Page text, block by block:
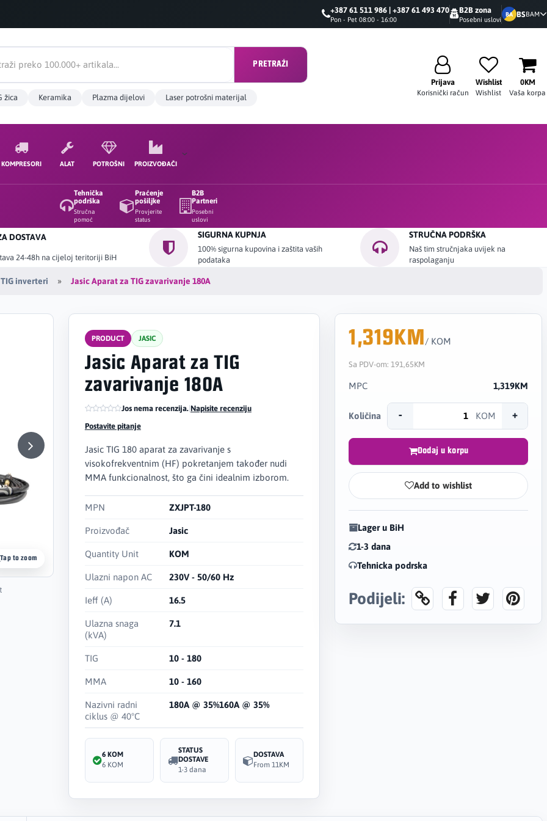
+387 61 511 986 | +387 61 493 470
Pon - Pet 08:00 - 16:00
B2B zona
Posebni uslovi
BA BSBAM
PRETRAŽI
žica Keramika Plazma dijelovi Laser potrošni materijal
Prijava
Korisnički račun
Wishlist
Wishlist
0KM
Vaša korpa
KOMPRESORI ALAT POTROŠNI PROIZVOĐAČI
Tehnička
podrška
Stručna
pomoć
Praćenje
pošiljke
Provjerite
status
B2B
Partneri
Posebni
uslovi
DOSTAVA
24-48h na cijeloj teritoriji BiH
SIGURNA KUPNJA
100% sigurna kupovina i zaštita vaših
podataka
STRUČNA PODRŠKA
Naš tim stručnjaka uvijek na
raspolaganju
TIG inverteri Jasic Aparat za TIG zavarivanje 180A
Tap to zoom
PRODUCT JASIC
Jasic Aparat za TIG
zavarivanje 180A
Jos nema recenzija.|Napisite recenziju
Postavite pitanje
Jasic TIG 180 aparat za zavarivanje s
visokofrekventnim (HF) pokretanjem također nudi
MMA funkcionalnost, što ga čini idealnim izborom.
MPN ZXJPT-180
Proizvođač Jasic
Quantity Unit KOM
Ulazni napon AC 230V - 50/60 Hz
Ieff (A) 16.5
Ulazna snaga
(kVA)
7.1
TIG 10 - 180
MMA 10 - 160
Nazivni radni
ciklus @ 40°C
180A @ 35%160A @ 35%
6 KOM
6 KOM
STATUS
DOSTAVE
1-3 dana
DOSTAVA
From 11KM
1,319KM/ KOM
Sa PDV-om: 191,65KM
MPC 1,319KM
Količina - KOM +
Dodaj u korpu
Add to wishlist
Lager u BiH
1-3 dana
Tehnicka podrska
Podijeli: